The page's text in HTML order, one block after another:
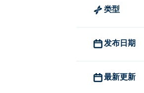
类型
发布日期
最新更新